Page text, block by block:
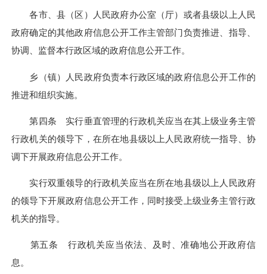
各市、县（区）人民政府办公室（厅）或者县级以上人民
政府确定的其他政府信息公开工作主管部门负责推进、指导、
协调、监督本行政区域的政府信息公开工作。
乡（镇）人民政府负责本行政区域的政府信息公开工作的
推进和组织实施。
第四条 实行垂直管理的行政机关应当在其上级业务主管
行政机关的领导下，在所在地县级以上人民政府统一指导、协
调下开展政府信息公开工作。
实行双重领导的行政机关应当在所在地县级以上人民政府
的领导下开展政府信息公开工作，同时接受上级业务主管行政
机关的指导。
第五条 行政机关应当依法、及时、准确地公开政府信
息。